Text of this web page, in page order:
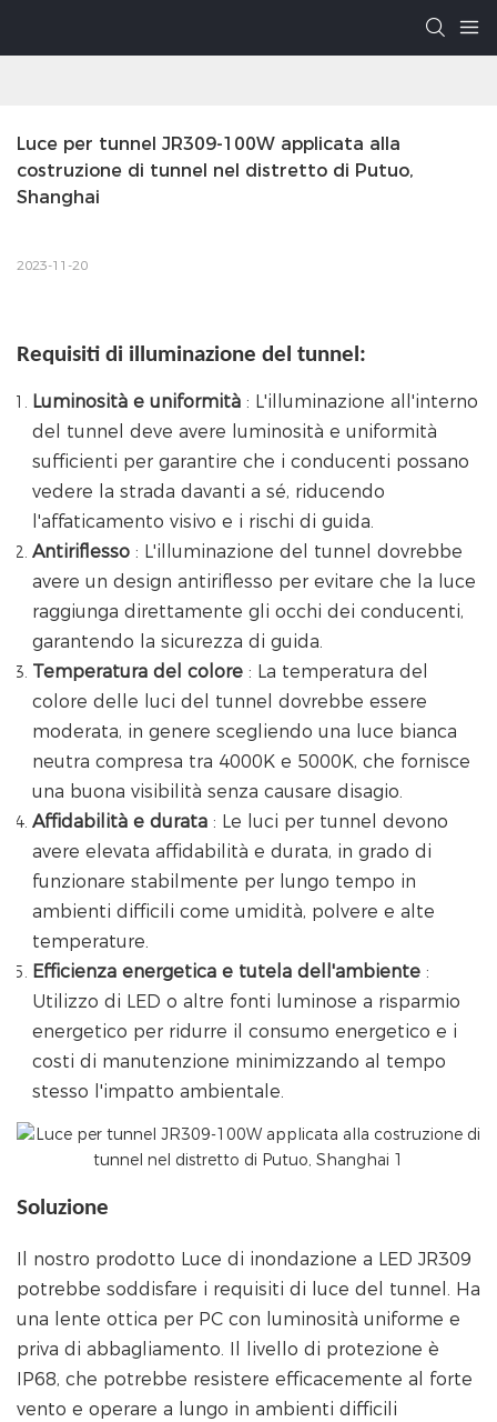
Luce per tunnel JR309-100W applicata alla
costruzione di tunnel nel distretto di Putuo,
Shanghai
2023-11-20
Requisiti di illuminazione del tunnel:
Luminosità e uniformità : L'illuminazione all'interno
del tunnel deve avere luminosità e uniformità
sufficienti per garantire che i conducenti possano
vedere la strada davanti a sé, riducendo
l'affaticamento visivo e i rischi di guida.
Antiriflesso : L'illuminazione del tunnel dovrebbe
avere un design antiriflesso per evitare che la luce
raggiunga direttamente gli occhi dei conducenti,
garantendo la sicurezza di guida.
Temperatura del colore : La temperatura del
colore delle luci del tunnel dovrebbe essere
moderata, in genere scegliendo una luce bianca
neutra compresa tra 4000K e 5000K, che fornisce
una buona visibilità senza causare disagio.
Affidabilità e durata : Le luci per tunnel devono
avere elevata affidabilità e durata, in grado di
funzionare stabilmente per lungo tempo in
ambienti difficili come umidità, polvere e alte
temperature.
Efficienza energetica e tutela dell'ambiente :
Utilizzo di LED o altre fonti luminose a risparmio
energetico per ridurre il consumo energetico e i
costi di manutenzione minimizzando al tempo
stesso l'impatto ambientale.
Soluzione
Il nostro prodotto Luce di inondazione a LED JR309
potrebbe soddisfare i requisiti di luce del tunnel. Ha
una lente ottica per PC con luminosità uniforme e
priva di abbagliamento. Il livello di protezione è
IP68, che potrebbe resistere efficacemente al forte
vento e operare a lungo in ambienti difficili